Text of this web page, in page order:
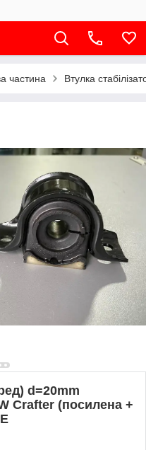
частина Втулка
d=20mm
Crafter (посилена +